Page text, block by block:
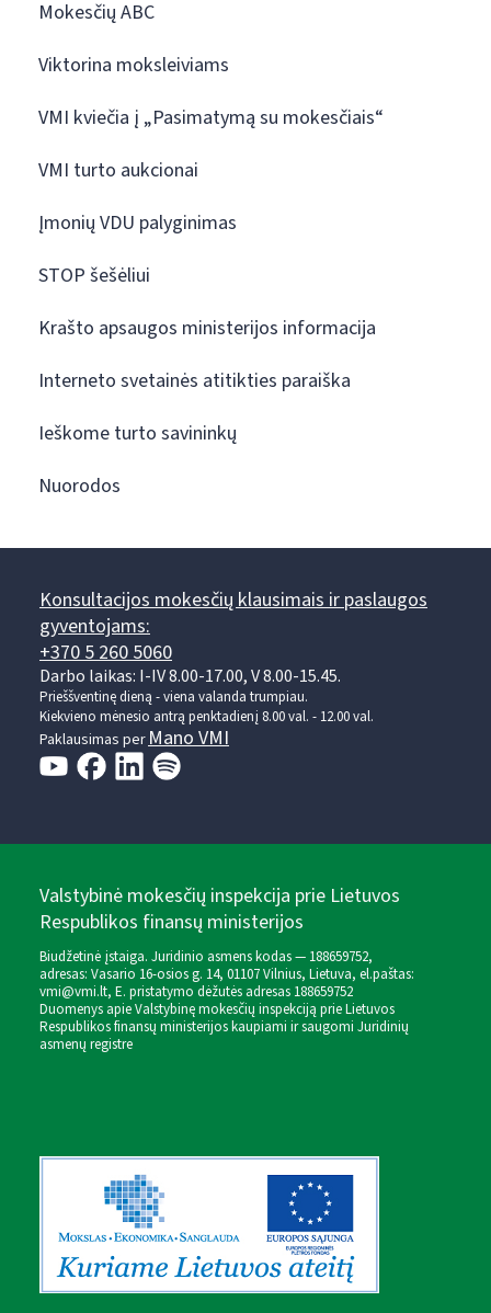
Mokesčių ABC
Viktorina moksleiviams
VMI kviečia į „Pasimatymą su mokesčiais“
VMI turto aukcionai
Įmonių VDU palyginimas
STOP šešėliui
Krašto apsaugos ministerijos informacija
Interneto svetainės atitikties paraiška
Ieškome turto savininkų
Nuorodos
Konsultacijos mokesčių klausimais ir paslaugos
gyventojams:
+370 5 260 5060
Darbo laikas: I-IV 8.00-17.00, V 8.00-15.45.
Prieššventinę dieną - viena valanda trumpiau.
Kiekvieno mėnesio antrą penktadienį 8.00 val. - 12.00 val.
Paklausimas perMano VMI
Valstybinė mokesčių inspekcija prie Lietuvos
Respublikos finansų ministerijos
Biudžetinė įstaiga. Juridinio asmens kodas — 188659752,
adresas: Vasario 16-osios g. 14, 01107 Vilnius, Lietuva, el.paštas:
vmi@vmi.lt, E. pristatymo dėžutės adresas 188659752
Duomenys apie Valstybinę mokesčių inspekciją prie Lietuvos
Respublikos finansų ministerijos kaupiami ir saugomi Juridinių
asmenų registre